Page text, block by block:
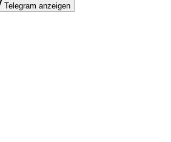
Telegram anzeigen